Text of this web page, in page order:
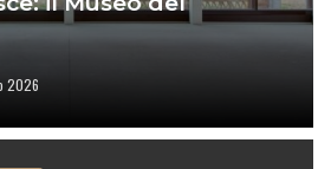
2026